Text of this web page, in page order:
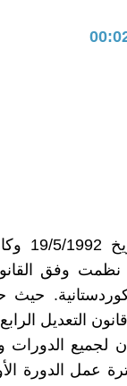
جرت أول
الكوردستانية.
الرابع رقم 2
لجميع الدورات
عمل الدورة